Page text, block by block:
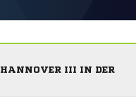
HANNOVER III IN DER